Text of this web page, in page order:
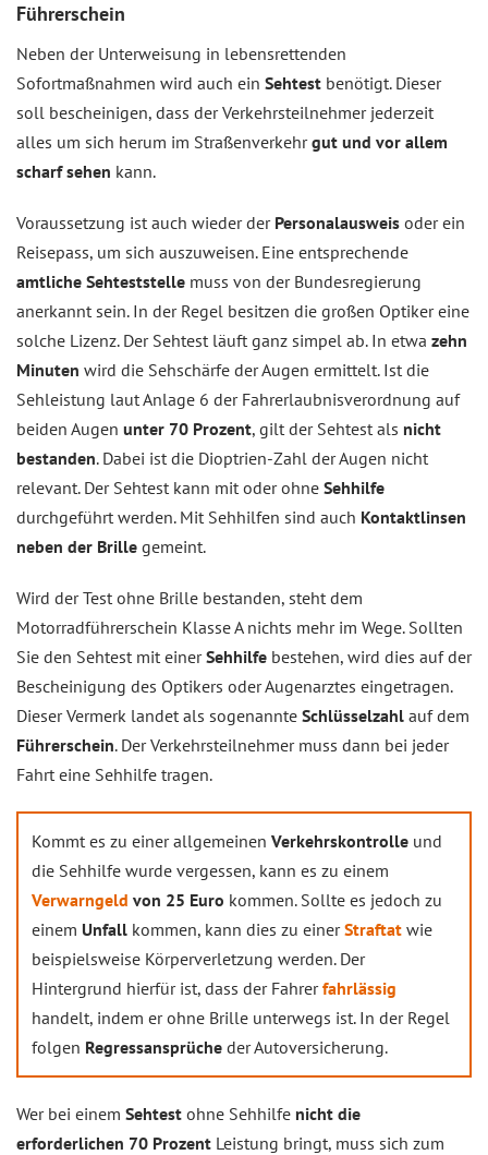
Führerschein
Neben der Unterweisung in lebensrettenden
Sofortmaßnahmen wird auch ein Sehtest benötigt. Dieser
soll bescheinigen, dass der Verkehrsteilnehmer jederzeit
alles um sich herum im Straßenverkehrgut und vor allem
scharf sehen kann.
Voraussetzung ist auch wieder der Personalausweis oder ein
Reisepass, um sich auszuweisen. Eine entsprechende
amtliche Sehteststelle muss von der Bundesregierung
anerkannt sein. In der Regel besitzen die großen Optiker eine
solche Lizenz. Der Sehtest läuft ganz simpel ab. In etwa zehn
Minuten wird die Sehschärfe der Augen ermittelt. Ist die
Sehleistung laut Anlage 6 der Fahrerlaubnisverordnung auf
beiden Augen unter 70 Prozent, gilt der Sehtest als nicht
bestanden. Dabei ist die Dioptrien-Zahl der Augen nicht
relevant. Der Sehtest kann mit oder ohne Sehhilfe
durchgeführt werden. Mit Sehhilfen sind auch Kontaktlinsen
neben der Brille gemeint.
Wird der Test ohne Brille bestanden, steht dem
Motorradführerschein Klasse A nichts mehr im Wege. Sollten
Sie den Sehtest mit einerSehhilfe bestehen, wird dies auf der
Bescheinigung des Optikers oder Augenarztes eingetragen.
Dieser Vermerk landet als sogenannte Schlüsselzahl auf dem
Führerschein. Der Verkehrsteilnehmer muss dann bei jeder
Fahrt eine Sehhilfe tragen.
Kommt es zu einer allgemeinen Verkehrskontrolle und
die Sehhilfe wurde vergessen, kann es zu einem
Verwarngeld von 25 Euro kommen. Sollte es jedoch zu
einem Unfall kommen, kann dies zu einerStraftat wie
beispielsweise Körperverletzung werden. Der
Hintergrund hierfür ist, dass der Fahrerfahrlässig
handelt, indem er ohne Brille unterwegs ist. In der Regel
folgen Regressansprüche der Autoversicherung.
Wer bei einem Sehtest ohne Sehhilfe nicht die
erforderlichen 70 Prozent Leistung bringt, muss sich zum